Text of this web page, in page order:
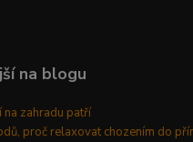
na blogu
na zahradu patří
proč relaxovat chozením do